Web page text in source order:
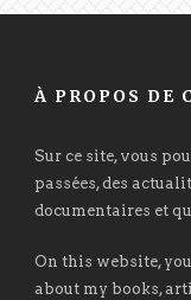
À PROPOS DE
Sur ce site, vous
passées, des
documentaires et
On this website,
about my books,